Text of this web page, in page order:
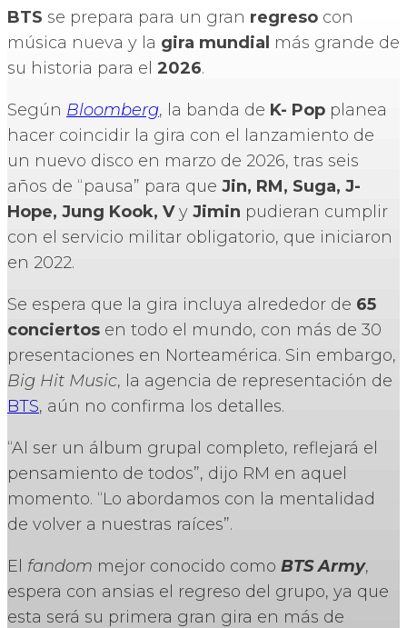
BTS se prepara para un gran regreso con
música nueva y la gira mundial más grande de
su historia para el 2026.
Según Bloomberg, la banda de K- Pop planea
hacer coincidir la gira con el lanzamiento de
un nuevo disco en marzo de 2026, tras seis
años de “pausa” para que Jin, RM, Suga, J-
Hope, Jung Kook, Vy Jimin pudieran cumplir
con el servicio militar obligatorio, que iniciaron
en 2022.
Se espera que la gira incluya alrededor de 65
conciertos en todo el mundo, con más de 30
presentaciones en Norteamérica. Sin embargo,
Big Hit Music, la agencia de representación de
BTS, aún no confirma los detalles.
“Al ser un álbum grupal completo, reflejará el
pensamiento de todos”, dijo RM en aquel
momento. “Lo abordamos con la mentalidad
de volver a nuestras raíces”.
El fandom mejor conocido como BTS Army,
espera con ansias el regreso del grupo, ya que
esta será su primera gran gira en más de